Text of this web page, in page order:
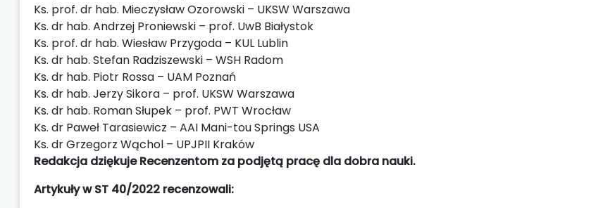
Ks. prof. dr hab. Mieczysław Ozorowski – UKSW Warszawa
Ks. dr hab. Andrzej Proniewski – prof. UwB Białystok
Ks. prof. dr hab. Wiesław Przygoda – KUL Lublin
Ks. dr hab. Stefan Radziszewski – WSH Radom
Ks. dr hab. Piotr Rossa – UAM Poznań
Ks. dr hab. Jerzy Sikora – prof. UKSW Warszawa
Ks. dr hab. Roman Słupek – prof. PWT Wrocław
Ks. dr Paweł Tarasiewicz – AAI Mani-tou Springs USA
Ks. dr Grzegorz Wąchol – UPJPII Kraków
Redakcja dziękuje Recenzentom za podjętą pracę dla dobra nauki.
Artykuły w ST 40/2022 recenzowali: